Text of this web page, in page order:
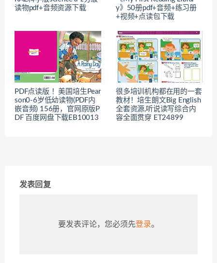
读物pdf+音频资源下载
y》50册pdf+音频+练习册
+视频+点读包下载
PDF点读版 ！美国培生Pear
son0-6岁低幼读物(PDF内
嵌音频) 156册，官网原版P
DF 百度网盘下载EB10013
很多培训机构都在用的一套
教材！培生朗文Big English
全套资源,听说读写综合内
容全面贯穿 ET24899
发表回复
要发表评论，您必须先登录。